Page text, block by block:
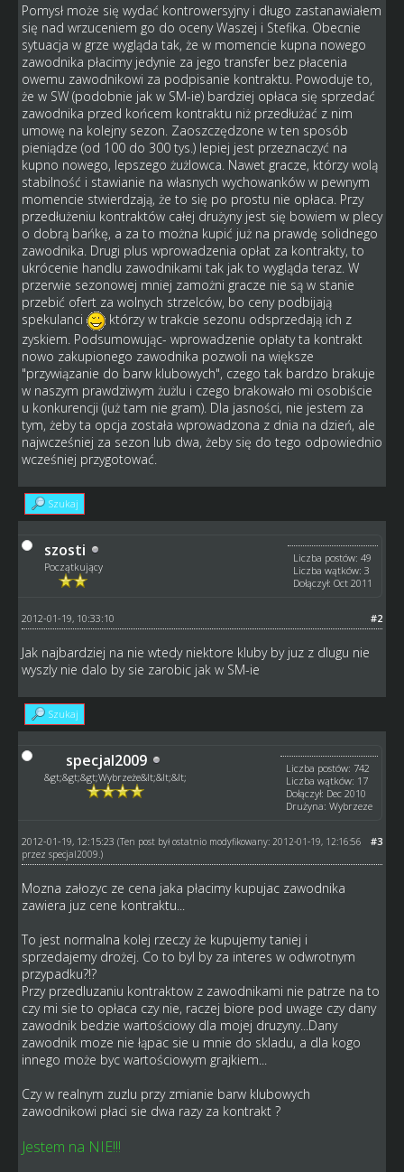
Pomysł może się wydać kontrowersyjny i długo zastanawiałem
się nad wrzuceniem go do oceny Waszej i Stefika. Obecnie
sytuacja w grze wygląda tak, że w momencie kupna nowego
zawodnika płacimy jedynie za jego transfer bez płacenia
owemu zawodnikowi za podpisanie kontraktu. Powoduje to,
że w SW (podobnie jak w SM-ie) bardziej opłaca się sprzedać
zawodnika przed końcem kontraktu niż przedłużać z nim
umowę na kolejny sezon. Zaoszczędzone w ten sposób
pieniądze (od 100 do 300 tys.) lepiej jest przeznaczyć na
kupno nowego, lepszego żużlowca. Nawet gracze, którzy wolą
stabilność i stawianie na własnych wychowanków w pewnym
momencie stwierdzają, że to się po prostu nie opłaca. Przy
przedłużeniu kontraktów całej drużyny jest się bowiem w plecy
o dobrą bańkę, a za to można kupić już na prawdę solidnego
zawodnika. Drugi plus wprowadzenia opłat za kontrakty, to
ukrócenie handlu zawodnikami tak jak to wygląda teraz. W
przerwie sezonowej mniej zamożni gracze nie są w stanie
przebić ofert za wolnych strzelców, bo ceny podbijają
spekulanci
którzy w trakcie sezonu odsprzedają ich z
zyskiem. Podsumowując- wprowadzenie opłaty ta kontrakt
nowo zakupionego zawodnika pozwoli na większe
"przywiązanie do barw klubowych", czego tak bardzo brakuje
w naszym prawdziwym żużlu i czego brakowało mi osobiście
u konkurencji (już tam nie gram). Dla jasności, nie jestem za
tym, żeby ta opcja została wprowadzona z dnia na dzień, ale
najwcześniej za sezon lub dwa, żeby się do tego odpowiednio
wcześniej przygotować.
Szukaj
szosti
Początkujący
Liczba postów: 49
Liczba wątków: 3
Dołączył: Oct 2011
#2
2012-01-19, 10:33:10
Jak najbardziej na nie wtedy niektore kluby by juz z dlugu nie
wyszly nie dalo by sie zarobic jak w SM-ie
Szukaj
specjal2009
&gt;&gt;&gt;Wybrzeże&lt;&lt;&lt;
Liczba postów: 742
Liczba wątków: 17
Dołączył: Dec 2010
Drużyna: Wybrzeze
#3
2012-01-19, 12:15:23 (Ten post był ostatnio modyfikowany: 2012-01-19, 12:16:56
przez specjal2009 .)
Mozna załozyc ze cena jaka płacimy kupujac zawodnika
zawiera juz cene kontraktu...
To jest normalna kolej rzeczy że kupujemy taniej i
sprzedajemy drożej. Co to byl by za interes w odwrotnym
przypadku?!?
Przy przedluzaniu kontraktow z zawodnikami nie patrze na to
czy mi sie to opłaca czy nie, raczej biore pod uwage czy dany
zawodnik bedzie wartościowy dla mojej druzyny...Dany
zawodnik moze nie łąpac sie u mnie do skladu, a dla kogo
innego może byc wartościowym grajkiem...
Czy w realnym zuzlu przy zmianie barw klubowych
zawodnikowi płaci sie dwa razy za kontrakt ?
Jestem na NIE!!!